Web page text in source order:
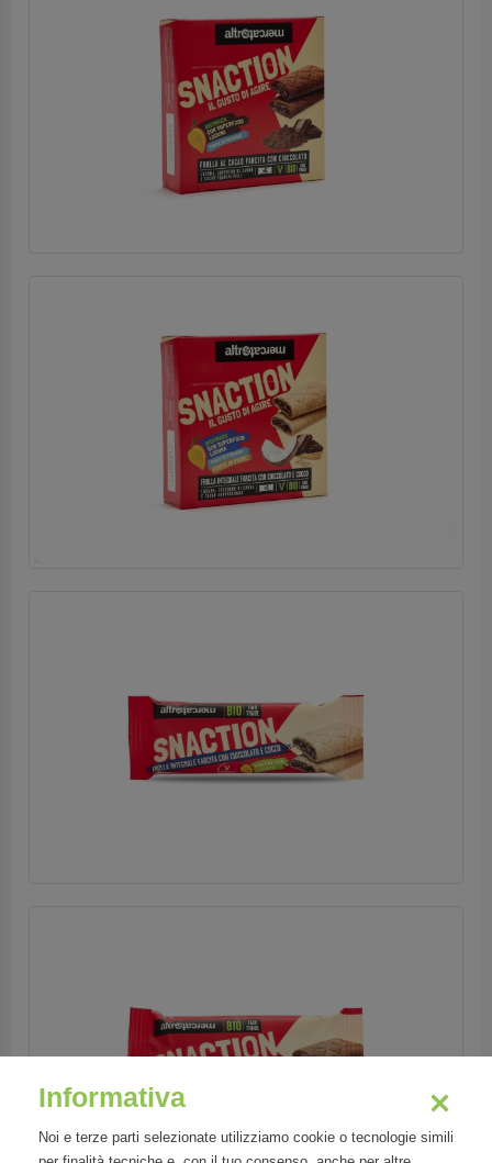
Informativa
Noi e terze parti selezionate utilizziamo cookie o tecnologie simili